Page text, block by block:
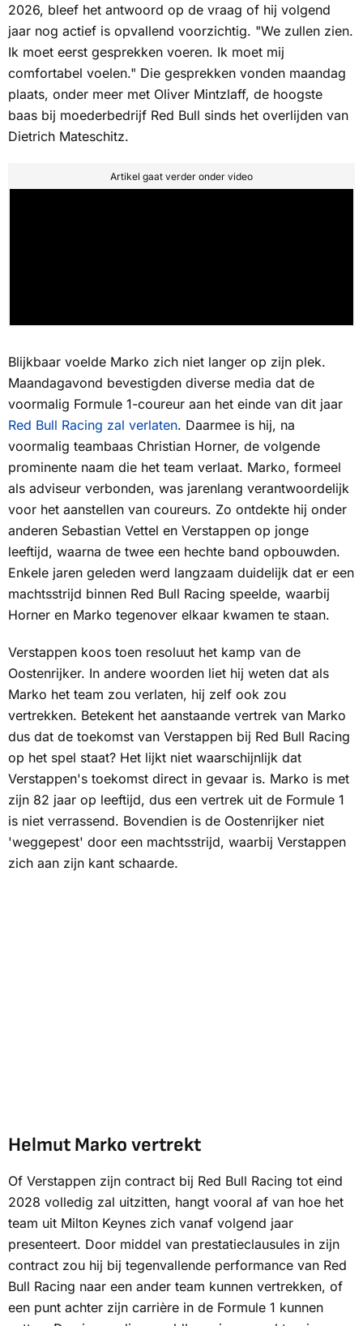
2026, bleef het antwoord op de vraag of hij volgend
jaar nog actief is opvallend voorzichtig. "We zullen zien.
Ik moet eerst gesprekken voeren. Ik moet mij
comfortabel voelen." Die gesprekken vonden maandag
plaats, onder meer met Oliver Mintzlaff, de hoogste
baas bij moederbedrijf Red Bull sinds het overlijden van
Dietrich Mateschitz.
Artikel gaat verder onder video
Blijkbaar voelde Marko zich niet langer op zijn plek.
Maandagavond bevestigden diverse media dat de
voormalig Formule 1-coureur aan het einde van dit jaar
Red Bull Racing zal verlaten. Daarmee is hij, na
voormalig teambaas Christian Horner, de volgende
prominente naam die het team verlaat. Marko, formeel
als adviseur verbonden, was jarenlang verantwoordelijk
voor het aanstellen van coureurs. Zo ontdekte hij onder
anderen Sebastian Vettel en Verstappen op jonge
leeftijd, waarna de twee een hechte band opbouwden.
Enkele jaren geleden werd langzaam duidelijk dat er een
machtsstrijd binnen Red Bull Racing speelde, waarbij
Horner en Marko tegenover elkaar kwamen te staan.
Verstappen koos toen resoluut het kamp van de
Oostenrijker. In andere woorden liet hij weten dat als
Marko het team zou verlaten, hij zelf ook zou
vertrekken. Betekent het aanstaande vertrek van Marko
dus dat de toekomst van Verstappen bij Red Bull Racing
op het spel staat? Het lijkt niet waarschijnlijk dat
Verstappen's toekomst direct in gevaar is. Marko is met
zijn 82 jaar op leeftijd, dus een vertrek uit de Formule 1
is niet verrassend. Bovendien is de Oostenrijker niet
'weggepest' door een machtsstrijd, waarbij Verstappen
zich aan zijn kant schaarde.
Helmut Marko vertrekt
Of Verstappen zijn contract bij Red Bull Racing tot eind
2028 volledig zal uitzitten, hangt vooral af van hoe het
team uit Milton Keynes zich vanaf volgend jaar
presenteert. Door middel van prestatieclausules in zijn
contract zou hij bij tegenvallende performance van Red
Bull Racing naar een ander team kunnen vertrekken, of
een punt achter zijn carrière in de Formule 1 kunnen